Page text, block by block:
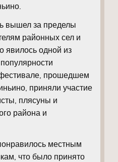
вышел за пределы
районных сел и
явилось одной из
прошедшем
приняли участие
плясуны и
района и
местным
что было принято